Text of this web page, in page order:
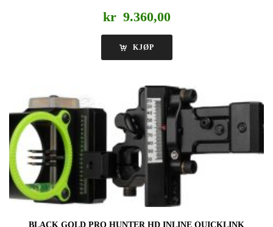
kr 9.360,00
KJØP
BLACK GOLD PRO HUNTER HD INLINE QUICKLINK